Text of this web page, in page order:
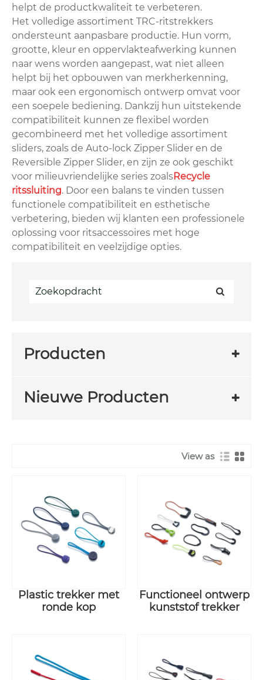
helpt de productkwaliteit te verbeteren.
Het volledige assortiment TRC-ritstrekkers
ondersteunt aanpasbare productie. Hun vorm,
grootte, kleur en oppervlakteafwerking kunnen
naar wens worden aangepast, wat niet alleen
helpt bij het opbouwen van merkherkenning,
maar ook een ergonomisch ontwerp omvat voor
een soepele bediening. Dankzij hun uitstekende
compatibiliteit kunnen ze flexibel worden
gecombineerd met het volledige assortiment
sliders, zoals de Auto-lock Zipper Slider en de
Reversible Zipper Slider, en zijn ze ook geschikt
voor milieuvriendelijke series zoalsRecycle
ritssluiting. Door een balans te vinden tussen
functionele compatibiliteit en esthetische
verbetering, bieden wij klanten een professionele
oplossing voor ritsaccessoires met hoge
compatibiliteit en veelzijdige opties.
Producten
Nieuwe Producten
View as
Plastic trekker met
ronde kop
Functioneel ontwerp
kunststof trekker